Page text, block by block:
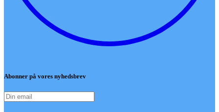
Abonner på vores nyhedsbrev